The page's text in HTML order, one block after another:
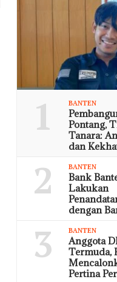
1 BANTEN
Pontang,
Tanara:
dan
2 BANTEN
Bank
Lakukan
dengan
3 BANTEN
Anggota
Termuda,
Pertina